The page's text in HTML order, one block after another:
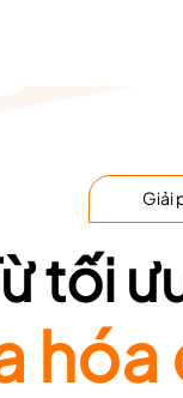
Giải
tối
hóa